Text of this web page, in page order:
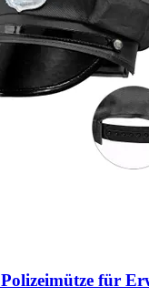
Polizeimütze für